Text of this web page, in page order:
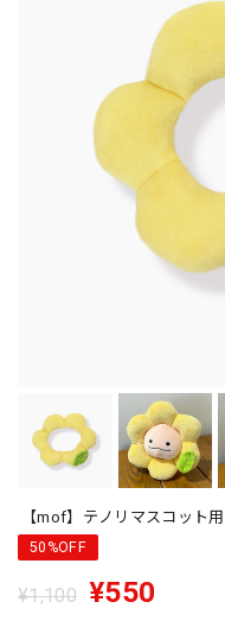
【mof】テノリマスコット
50%OFF
¥1,100 ¥550